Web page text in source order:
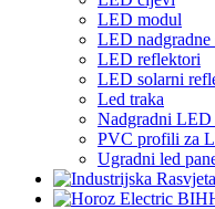
LED modul
LED
LED reflektori
LED solarni
Led traka
Nadgradni LED
PVC profili za
Ugradni led